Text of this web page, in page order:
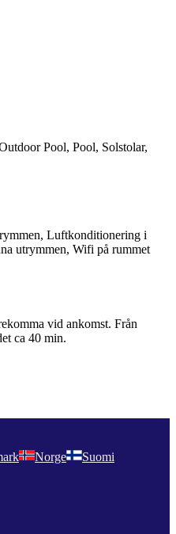
Pool, Pool, Solstolar,
Luftkonditionering i
utrymmen, Wifi på rummet
vid ankomst. Från
ca 40 min.
Norge Suomi